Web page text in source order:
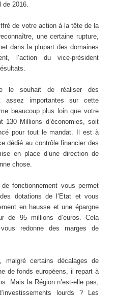
de 2016.
de votre action à la tête de la
une certaine rupture,
dans la plupart des domaines
l’action du vice-président
le souhait de réaliser des
assez importantes sur cette
beaucoup plus loin que votre
130 Millions d’économies, soit
pour tout le mandat. Il est à
dédié au contrôle financier des
en place d’une direction de
chose.
fonctionnement vous permet
dotations de l’Etat et vous
en hausse et une épargne
de 95 millions d’euros. Cela
redonne des marges de
malgré certains décalages de
de fonds européens, il repart à
Mais la Région n’est-elle pas,
lourds ? Les